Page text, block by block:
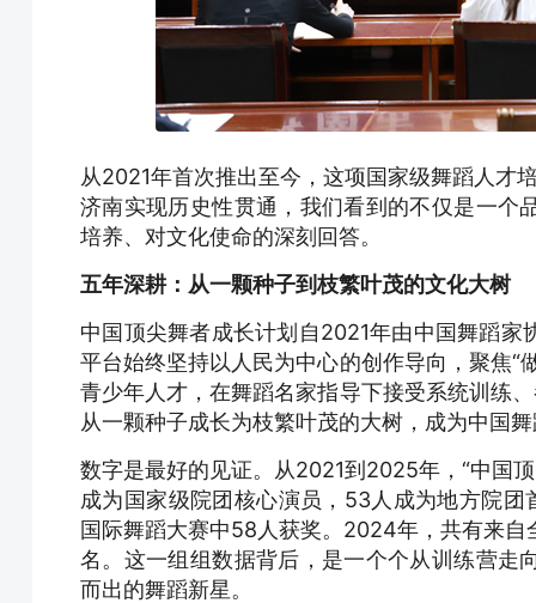
从2021年首次推出至今，这项国家级舞蹈人才
济南实现历史性贯通，我们看到的不仅是一个
培养、对文化使命的深刻回答。
五年深耕：从一颗种子到枝繁叶茂的文化大树
中国顶尖舞者成长计划自2021年由中国舞蹈
平台始终坚持以人民为中心的创作导向，聚焦“
青少年人才，在舞蹈名家指导下接受系统训练
从一颗种子成长为枝繁叶茂的大树，成为中国
数字是最好的见证。从2021到2025年，“中国
成为国家级院团核心演员，53人成为地方院
国际舞蹈大赛中58人获奖。2024年，共有来
名。这一组组数据背后，是一个个从训练营走
而出的舞蹈新星。